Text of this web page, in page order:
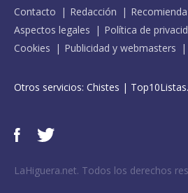
Contacto Redacción Recomienda
Aspectos legales
Política de
Cookies
Publicidad y webmasters
Otros servicios: Chistes |
LaHiguera.net. Todos los derechos